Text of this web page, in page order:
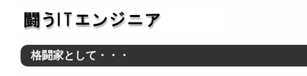
格闘家として・・・